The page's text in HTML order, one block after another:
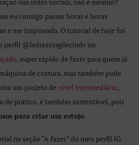
eu consigo passar horas e horas
e me inspirando. O tutorial de hoje foi
perfil @ledressingdecindy no
, super rápido de fazer para quem já
de costura, mas também pode
um projeto de nível intermediário,
de prático, é também sustentável, pois
para criar um estojo.
na seção “A fazer” do meu perfil IG